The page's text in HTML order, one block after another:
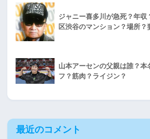
ジャニー喜多川が急死？年収
区渋谷のマンション？場所？
山本アーセンの父親は誰？本
フ？筋肉？ライジン？
最近のコメント